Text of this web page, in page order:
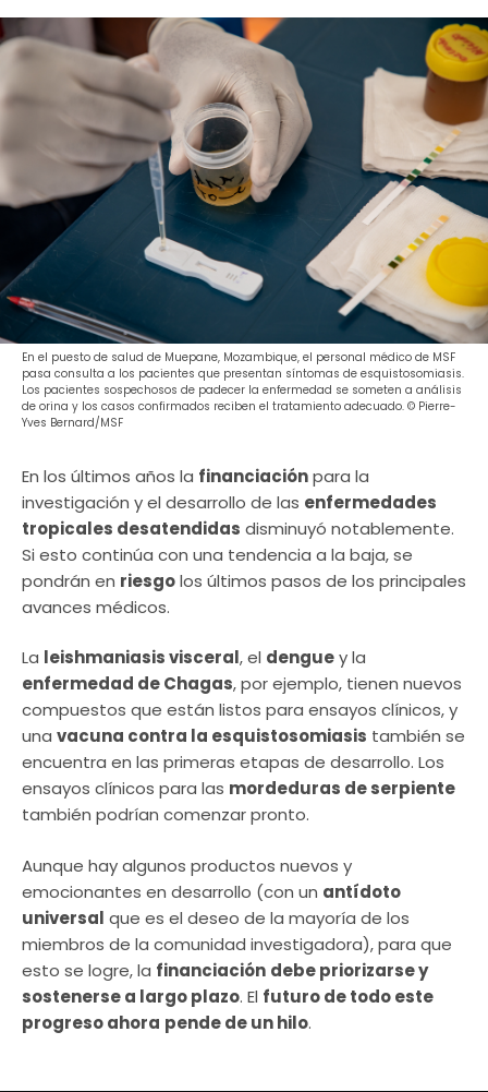
En el puesto de salud de Muepane, Mozambique, el personal médico de MSF
pasa consulta a los pacientes que presentan síntomas de esquistosomiasis.
Los pacientes sospechosos de padecer la enfermedad se someten a análisis
de orina y los casos confirmados reciben el tratamiento adecuado. © Pierre-
Yves Bernard/MSF
En los últimos años la financiaciónpara la
investigación y el desarrollo de las enfermedades
tropicales desatendidas disminuyó notablemente.
Si esto continúa con una tendencia a la baja, se
pondrán en riesgolos últimos pasos de los principales
avances médicos.
La leishmaniasis visceral, el denguey la
enfermedad de Chagas, por ejemplo, tienen nuevos
compuestos que están listos para ensayos clínicos, y
una vacuna contra la esquistosomiasis también se
encuentra en las primeras etapas de desarrollo. Los
ensayos clínicos para las mordeduras de serpiente
también podrían comenzar pronto.
Aunque hay algunos productos nuevos y
emocionantes en desarrollo (con un antídoto
universal que es el deseo de la mayoría de los
miembros de la comunidad investigadora), para que
esto se logre, la financiación debe priorizarse y
sostenerse a largo plazo. El futuro de todo este
progreso ahora pende de un hilo.